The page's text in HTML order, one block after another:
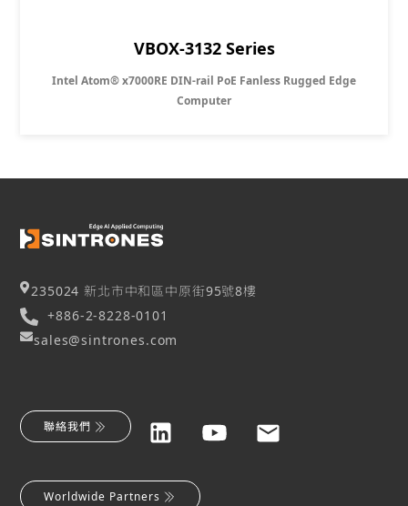
VBOX-3132 Series
Intel Atom® x7000RE DIN-rail PoE Fanless Rugged Edge
Computer
235024 新北市中和區中原街95號8樓
+886-2-8228-0101
sales@sintrones.com
聯絡我們
Worldwide Partners